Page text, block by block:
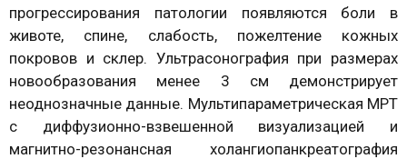
прогрессирования патологии появляются боли в
животе, спине, слабость, пожелтение кожных
покровов и склер. Ультрасонография при размерах
новообразования менее 3 см демонстрирует
неоднозначные данные. Мультипараметрическая МРТ
с диффузионно-взвешенной визуализацией и
магнитно-резонансная холангиопанкреатография